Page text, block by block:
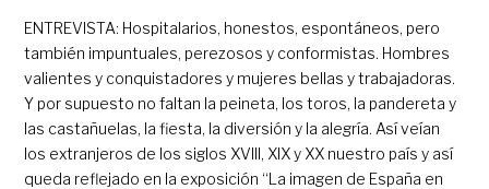
ENTREVISTA: Hospitalarios, honestos, espontáneos, pero
también impuntuales, perezosos y conformistas. Hombres
valientes y conquistadores y mujeres bellas y trabajadoras.
Y por supuesto no faltan la peineta, los toros, la pandereta y
las castañuelas, la fiesta, la diversión y la alegría. Así veían
los extranjeros de los siglos XVIII, XIX y XX nuestro país y así
queda reflejado en la exposición “La imagen de España en